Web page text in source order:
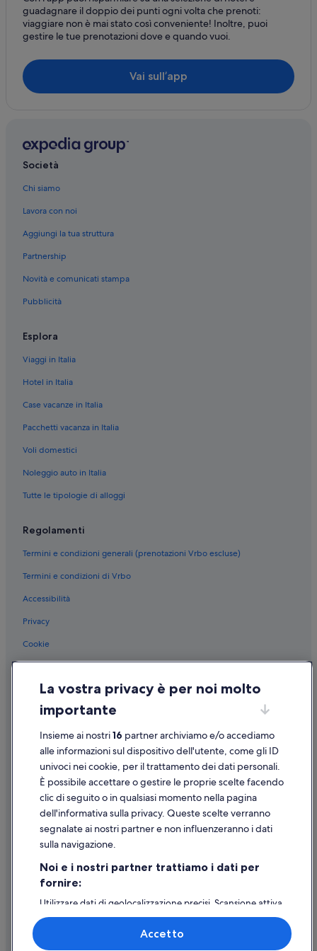
Varcaturo: Ville
Varcaturo: Ostelli
Varcaturo: Case private in affitto
Varcaturo: Guest house
Varcaturo: Appartamenti
Marina di Varcaturo: Case private in affitto
Marina di Varcaturo: Ostelli
Marina di Varcaturo: B&B
Marina di Varcaturo: Aparthotel
Spiaggia di Varcaturo: hotel nelle vicinanze
Marina di Varcaturo: hotel
Marina di Varcaturo: Prestige Hotels
guadagnare il doppio dei punti ogni volta che prenoti:
viaggiare non è mai stato così conveniente! Inoltre, puoi
gestire le tue prenotazioni dove e quando vuoi.
Vai sull’app
Società
Chi siamo
Lavora con noi
Aggiungi la tua struttura
Partnership
Novità e comunicati stampa
Pubblicità
Esplora
Viaggi in Italia
Hotel in Italia
Case vacanze in Italia
Pacchetti vacanza in Italia
Voli domestici
Noleggio auto in Italia
Tutte le tipologie di alloggi
Regolamenti
Termini e condizioni generali (prenotazioni Vrbo escluse)
Termini e condizioni di Vrbo
Accessibilità
Privacy
Cookie
Condizioni per l'utilizzo
Informazioni legali/Contatti
Linee guida sui contenuti e segnalazione dei contenuti
Supporto
Assistenza clienti
Contattaci
Come cancellare un volo
Come modificare la prenotazione di un hotel o una casa vacanze
Utilizzare un coupon Expedia
Documenti per i viaggi internazionali
La vostra privacy è per noi molto
importante
Insieme ai nostri16 partner archiviamo e/o accediamo
alle informazioni sul dispositivo dell'utente, come gli ID
univoci nei cookie, per il trattamento dei dati personali.
È possibile accettare o gestire le proprie scelte facendo
clic di seguito o in qualsiasi momento nella pagina
dell'informativa sulla privacy. Queste scelte verranno
segnalate ai nostri partner e non influenzeranno i dati
sulla navigazione.
Noi e i nostri partner trattiamo i dati per
fornire:
Utilizzare dati di geolocalizzazione precisi. Scansione attiva
delle caratteristiche del dispositivo ai fini
dell’identificazione. Archiviare informazioni su dispositivo
e/o accedervi. Pubblicità e contenuti personalizzati,
Accetto